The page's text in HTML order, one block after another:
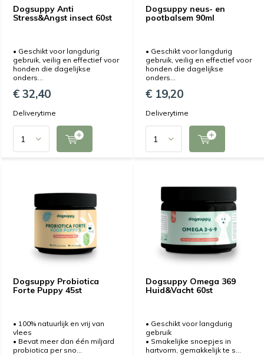
Dogsuppy Anti
Stress&Angst insect 60st
• Geschikt voor langdurig
gebruik, veilig en effectief voor
honden die dagelijkse
onders...
€ 32,40
Deliverytime
Dogsuppy neus- en
pootbalsem 90ml
• Geschikt voor langdurig
gebruik, veilig en effectief voor
honden die dagelijkse
onders...
€ 19,20
Deliverytime
Dogsuppy Probiotica
Forte Puppy 45st
• 100% natuurlijk en vrij van
vlees
• Bevat meer dan één miljard
probiotica per sno...
Dogsuppy Omega 369
Huid&Vacht 60st
• Geschikt voor langdurig
gebruik
• Smakelijke snoepjes in
hartvorm, gemakkelijk te s...